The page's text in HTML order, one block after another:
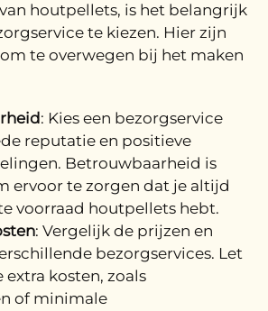
houtpellets, is het belangrijk
te kiezen. Hier zijn
te overwegen bij het maken
: Kies een bezorgservice
reputatie en positieve
Betrouwbaarheid is
ervoor te zorgen dat je altijd
voorraad houtpellets hebt.
: Vergelijk de prijzen en
bezorgservices. Let
extra kosten, zoals
of minimale